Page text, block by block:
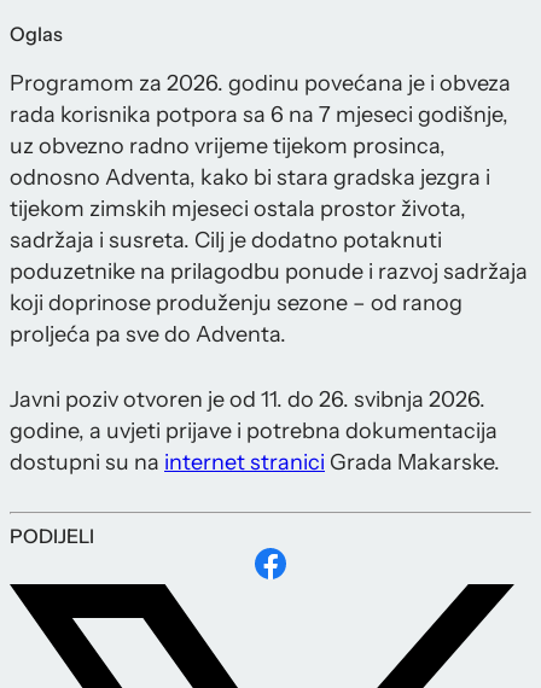
Oglas
Programom za 2026. godinu povećana je i obveza
rada korisnika potpora sa 6 na 7 mjeseci godišnje,
uz obvezno radno vrijeme tijekom prosinca,
odnosno Adventa, kako bi stara gradska jezgra i
tijekom zimskih mjeseci ostala prostor života,
sadržaja i susreta. Cilj je dodatno potaknuti
poduzetnike na prilagodbu ponude i razvoj sadržaja
koji doprinose produženju sezone – od ranog
proljeća pa sve do Adventa.
Javni poziv otvoren je od 11. do 26. svibnja 2026.
godine, a uvjeti prijave i potrebna dokumentacija
dostupni su na internet stranici Grada Makarske.
PODIJELI